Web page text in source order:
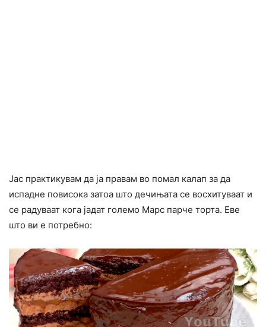
Јас практикувам да ја правам во помал калап за да
испадне повисока затоа што дечињата се восхитуваат и
се радуваат кога јадат големо Марс парче торта. Еве
што ви е потребно: